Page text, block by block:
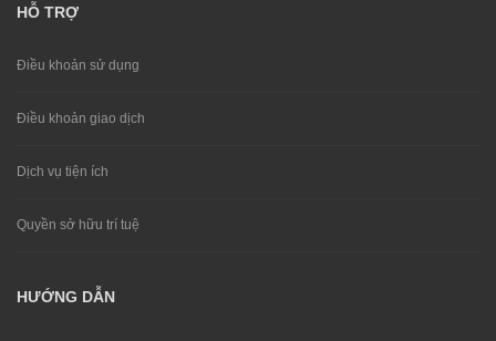
HỖ TRỢ
Điều khoản sử dụng
Điều khoản giao dịch
Dịch vụ tiện ích
Quyền sở hữu trí tuệ
HƯỚNG DẪN